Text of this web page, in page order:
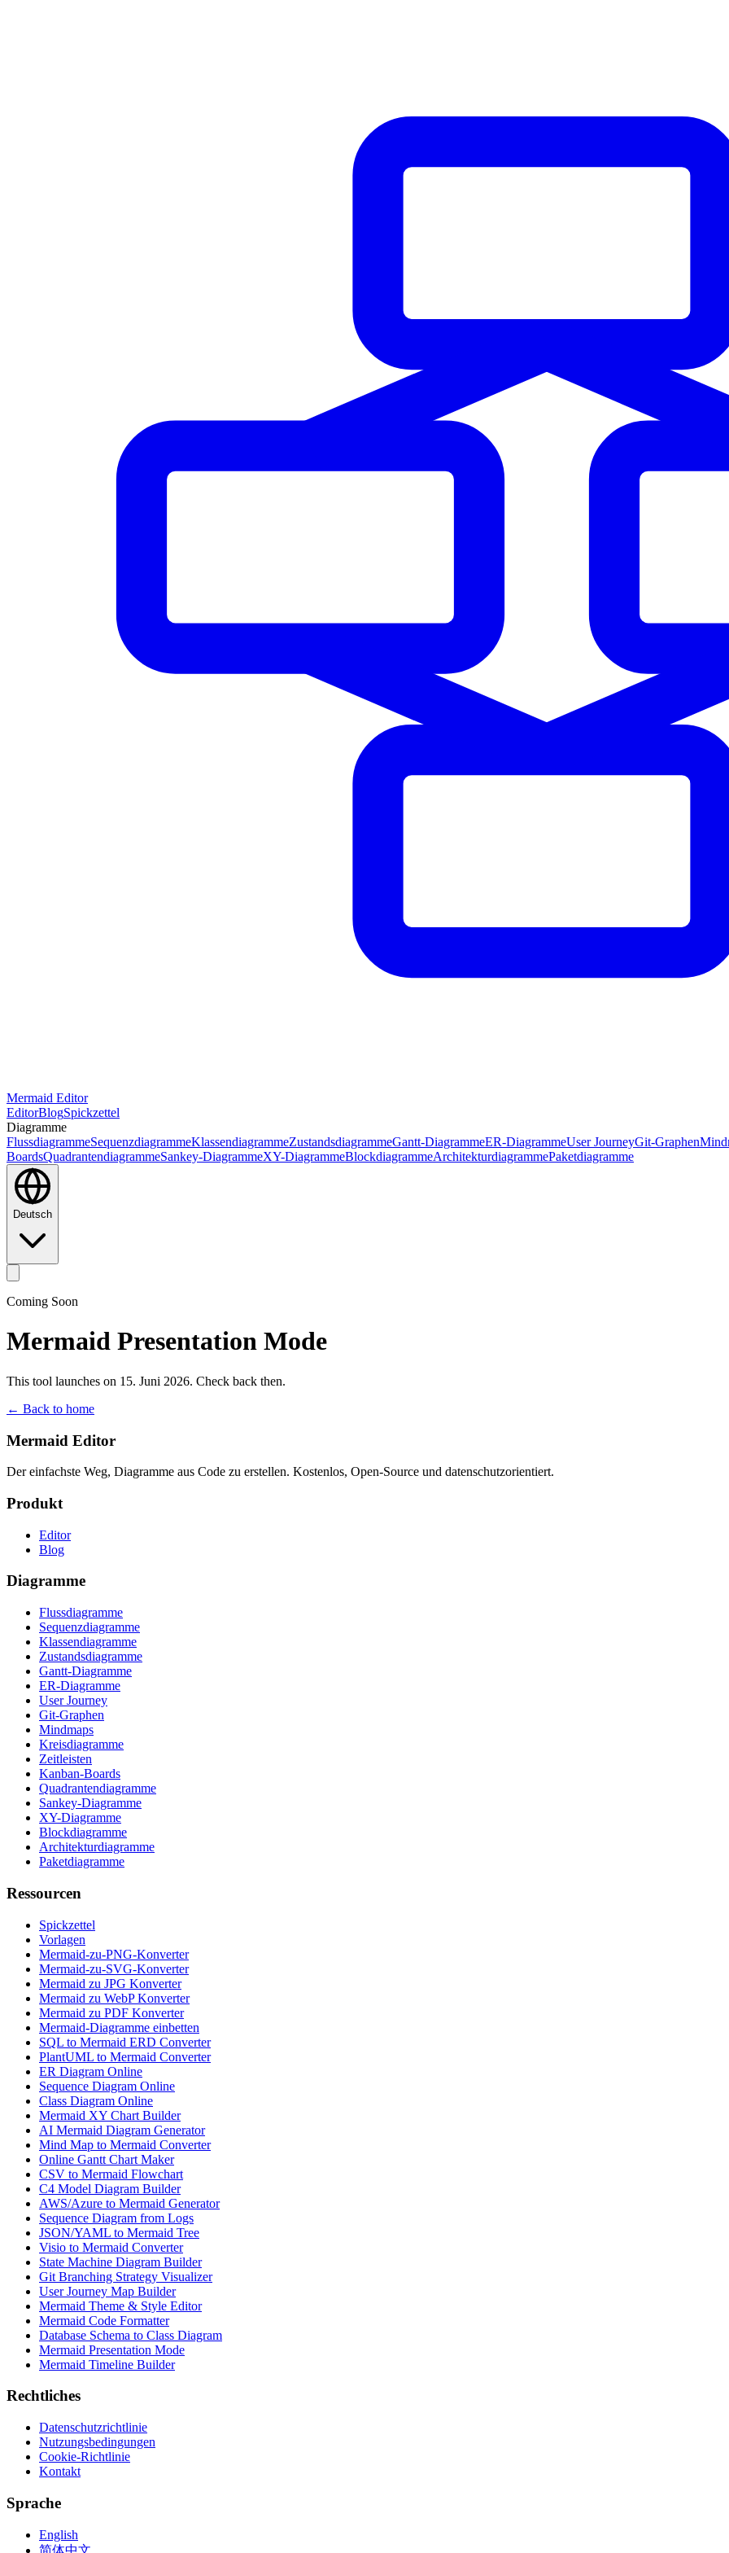
Mermaid Editor
EditorBlogSpickzettel
Diagramme
FlussdiagrammeSequenzdiagrammeKlassendiagrammeZustandsdiagrammeGantt-DiagrammeER-DiagrammeUser JourneyGit-Graphen
BoardsQuadrantendiagrammeSankey-DiagrammeXY-DiagrammeBlockdiagrammeArchitekturdiagrammePaketdiagramme
Deutsch
Coming Soon
Mermaid Presentation Mode
This tool launches on 15. Juni 2026. Check back then.
← Back to home
Mermaid Editor
Der einfachste Weg, Diagramme aus Code zu erstellen. Kostenlos, Open-Source und datenschutzorientiert.
Produkt
Editor
Blog
Diagramme
Flussdiagramme
Sequenzdiagramme
Klassendiagramme
Zustandsdiagramme
Gantt-Diagramme
ER-Diagramme
User Journey
Git-Graphen
Mindmaps
Kreisdiagramme
Zeitleisten
Kanban-Boards
Quadrantendiagramme
Sankey-Diagramme
XY-Diagramme
Blockdiagramme
Architekturdiagramme
Paketdiagramme
Ressourcen
Spickzettel
Vorlagen
Mermaid-zu-PNG-Konverter
Mermaid-zu-SVG-Konverter
Mermaid zu JPG Konverter
Mermaid zu WebP Konverter
Mermaid zu PDF Konverter
Mermaid-Diagramme einbetten
SQL to Mermaid ERD Converter
PlantUML to Mermaid Converter
ER Diagram Online
Sequence Diagram Online
Class Diagram Online
Mermaid XY Chart Builder
AI Mermaid Diagram Generator
Mind Map to Mermaid Converter
Online Gantt Chart Maker
CSV to Mermaid Flowchart
C4 Model Diagram Builder
AWS/Azure to Mermaid Generator
Sequence Diagram from Logs
JSON/YAML to Mermaid Tree
Visio to Mermaid Converter
State Machine Diagram Builder
Git Branching Strategy Visualizer
User Journey Map Builder
Mermaid Theme & Style Editor
Mermaid Code Formatter
Database Schema to Class Diagram
Mermaid Presentation Mode
Mermaid Timeline Builder
Rechtliches
Datenschutzrichtlinie
Nutzungsbedingungen
Cookie-Richtlinie
Kontakt
Sprache
English
简体中文